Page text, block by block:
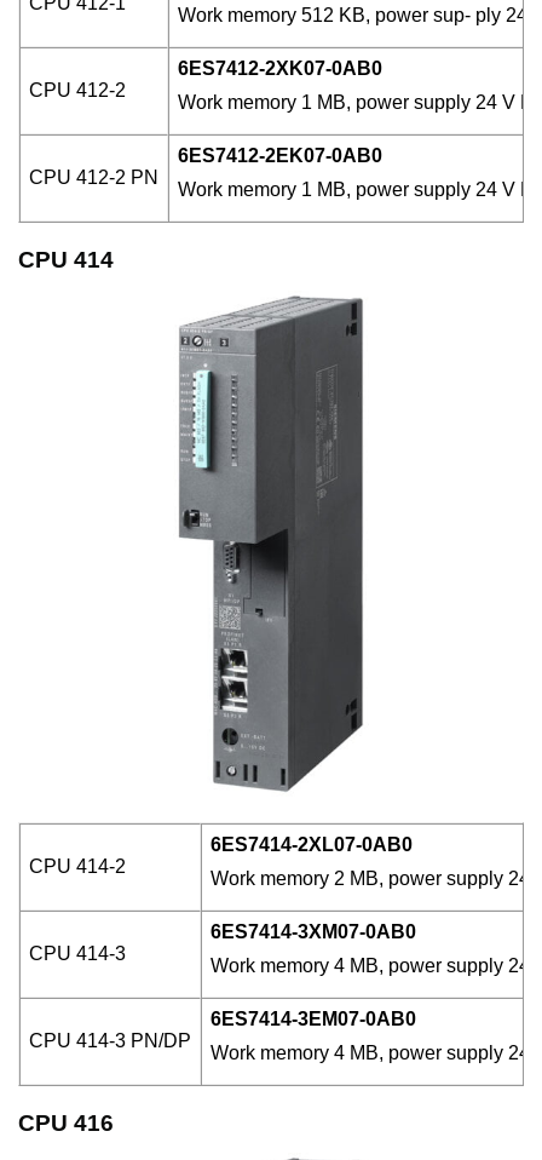
Work memory 512 KB, power sup- ply 24
CPU 412-2
6ES7412-2XK07-0AB0
Work memory 1 MB, power supply 24 V
CPU 412-2 PN
6ES7412-2EK07-0AB0
Work memory 1 MB, power supply 24 V
CPU 414
CPU 414-2
6ES7414-2XL07-0AB0
Work memory 2 MB, power supply 24
CPU 414-3
6ES7414-3XM07-0AB0
Work memory 4 MB, power supply 24
CPU 414-3 PN/DP
6ES7414-3EM07-0AB0
Work memory 4 MB, power supply 24
CPU 416